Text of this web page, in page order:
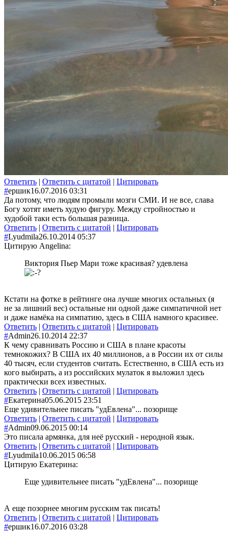
Ответить | Ответить с цитатой | Цитировать
#ершик16.07.2016 03:31
Да потому, что людям промыли мозги СМИ. И не все, слава
Богу хотят иметь худую фигуру. Между стройностью и
худобой таки есть большая разница.
Ответить | Ответить с цитатой | Цитировать
#Lyudmila26.10.2014 05:37
Цитирую Angelina:
Виктория Пьер Мари тоже красивая? удевлена
Кстати на фотке в рейтинге она лучше многих остальных (я
не за лишний вес) остальные ни одной даже симпатичной нет
и даже намёка на симпатию, здесь в США намного красивее.
Ответить | Ответить с цитатой | Цитировать
#Admin26.10.2014 22:37
К чему сравнивать Россию и США в плане красоты
темнокожих? В США их 40 миллионов, а в России их от силы
40 тысяч, если студентов считать. Естественно, в США есть из
кого выбирать, а из российских мулаток я выложил здесь
практически всех известных.
Ответить | Ответить с цитатой | Цитировать
#Екатерина05.06.2015 23:51
Еще удивительнее писать "удЕвлена"... позорище
Ответить | Ответить с цитатой | Цитировать
#Admin09.06.2015 00:14
Это писала армянка, для неё русский - неродной язык.
Ответить | Ответить с цитатой | Цитировать
#Lyudmila10.06.2015 06:58
Цитирую Екатерина:
Еще удивительнее писать "удЕвлена"... позорище
А еще позорнее многим русским так писать!
Ответить | Ответить с цитатой | Цитировать
#ершик16.07.2016 03:28